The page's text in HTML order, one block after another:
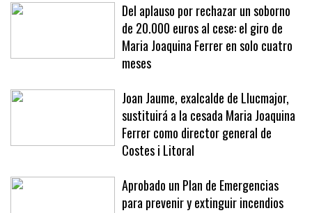
Del aplauso por rechazar un soborno
de 20.000 euros al cese: el giro de
Maria Joaquina Ferrer en solo cuatro
meses
Joan Jaume, exalcalde de Llucmajor,
sustituirá a la cesada Maria Joaquina
Ferrer como director general de
Costes i Litoral
Aprobado un Plan de Emergencias
para prevenir y extinguir incendios